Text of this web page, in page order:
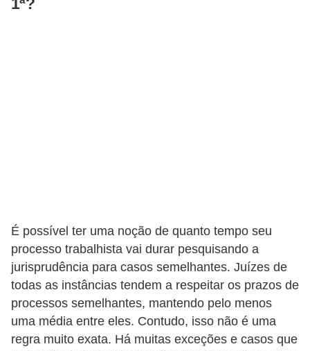
É possível ter uma noção de quanto tempo seu
processo trabalhista vai durar pesquisando a
jurisprudência para casos semelhantes. Juízes de
todas as instâncias tendem a respeitar os prazos de
processos semelhantes, mantendo pelo menos
uma média entre eles. Contudo, isso não é uma
regra muito exata. Há muitas exceções e casos que
t
a
e
M
T
E